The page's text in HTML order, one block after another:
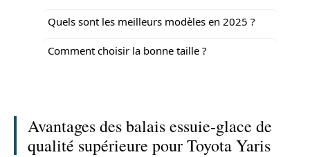
Quels sont les meilleurs modèles en 2025 ?
Comment choisir la bonne taille ?
Avantages des balais essuie-glace de
qualité supérieure pour Toyota Yaris